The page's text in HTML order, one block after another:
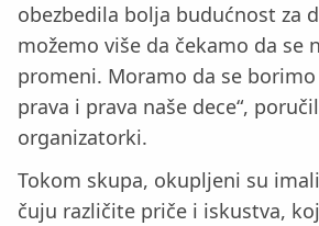
obezbedila bolja budućnost za
možemo više da čekamo da se
promeni. Moramo da se borimo
prava i prava naše dece“,
organizatorki.
Tokom skupa, okupljeni su
čuju različite priče i iskustva,